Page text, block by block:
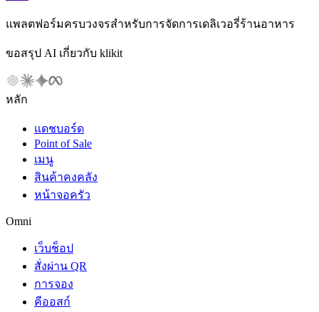
แพลตฟอร์มครบวงจรสำหรับการจัดการเดลิเวอรี่ร้านอาหาร
ขอสรุป AI เกี่ยวกับ klikit
หลัก
แดชบอร์ด
Point of Sale
เมนู
สินค้าคงคลัง
หน้าจอครัว
Omni
เว็บช็อป
สั่งผ่าน QR
การจอง
คีออสก์